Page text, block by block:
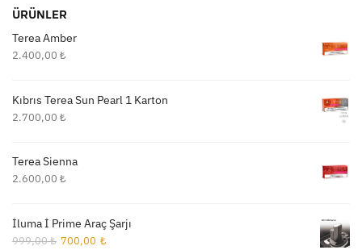
ÜRÜNLER
Terea Amber
2.400,00 ₺
Kıbrıs Terea Sun Pearl 1 Karton
2.700,00 ₺
Terea Sienna
2.600,00 ₺
İluma İ Prime Araç Şarjı
999,00₺ Orijinal
700,00 ₺Şu